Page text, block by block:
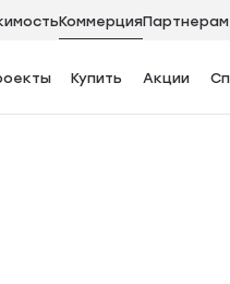
КоммерцияПартнерам
Купить Акции